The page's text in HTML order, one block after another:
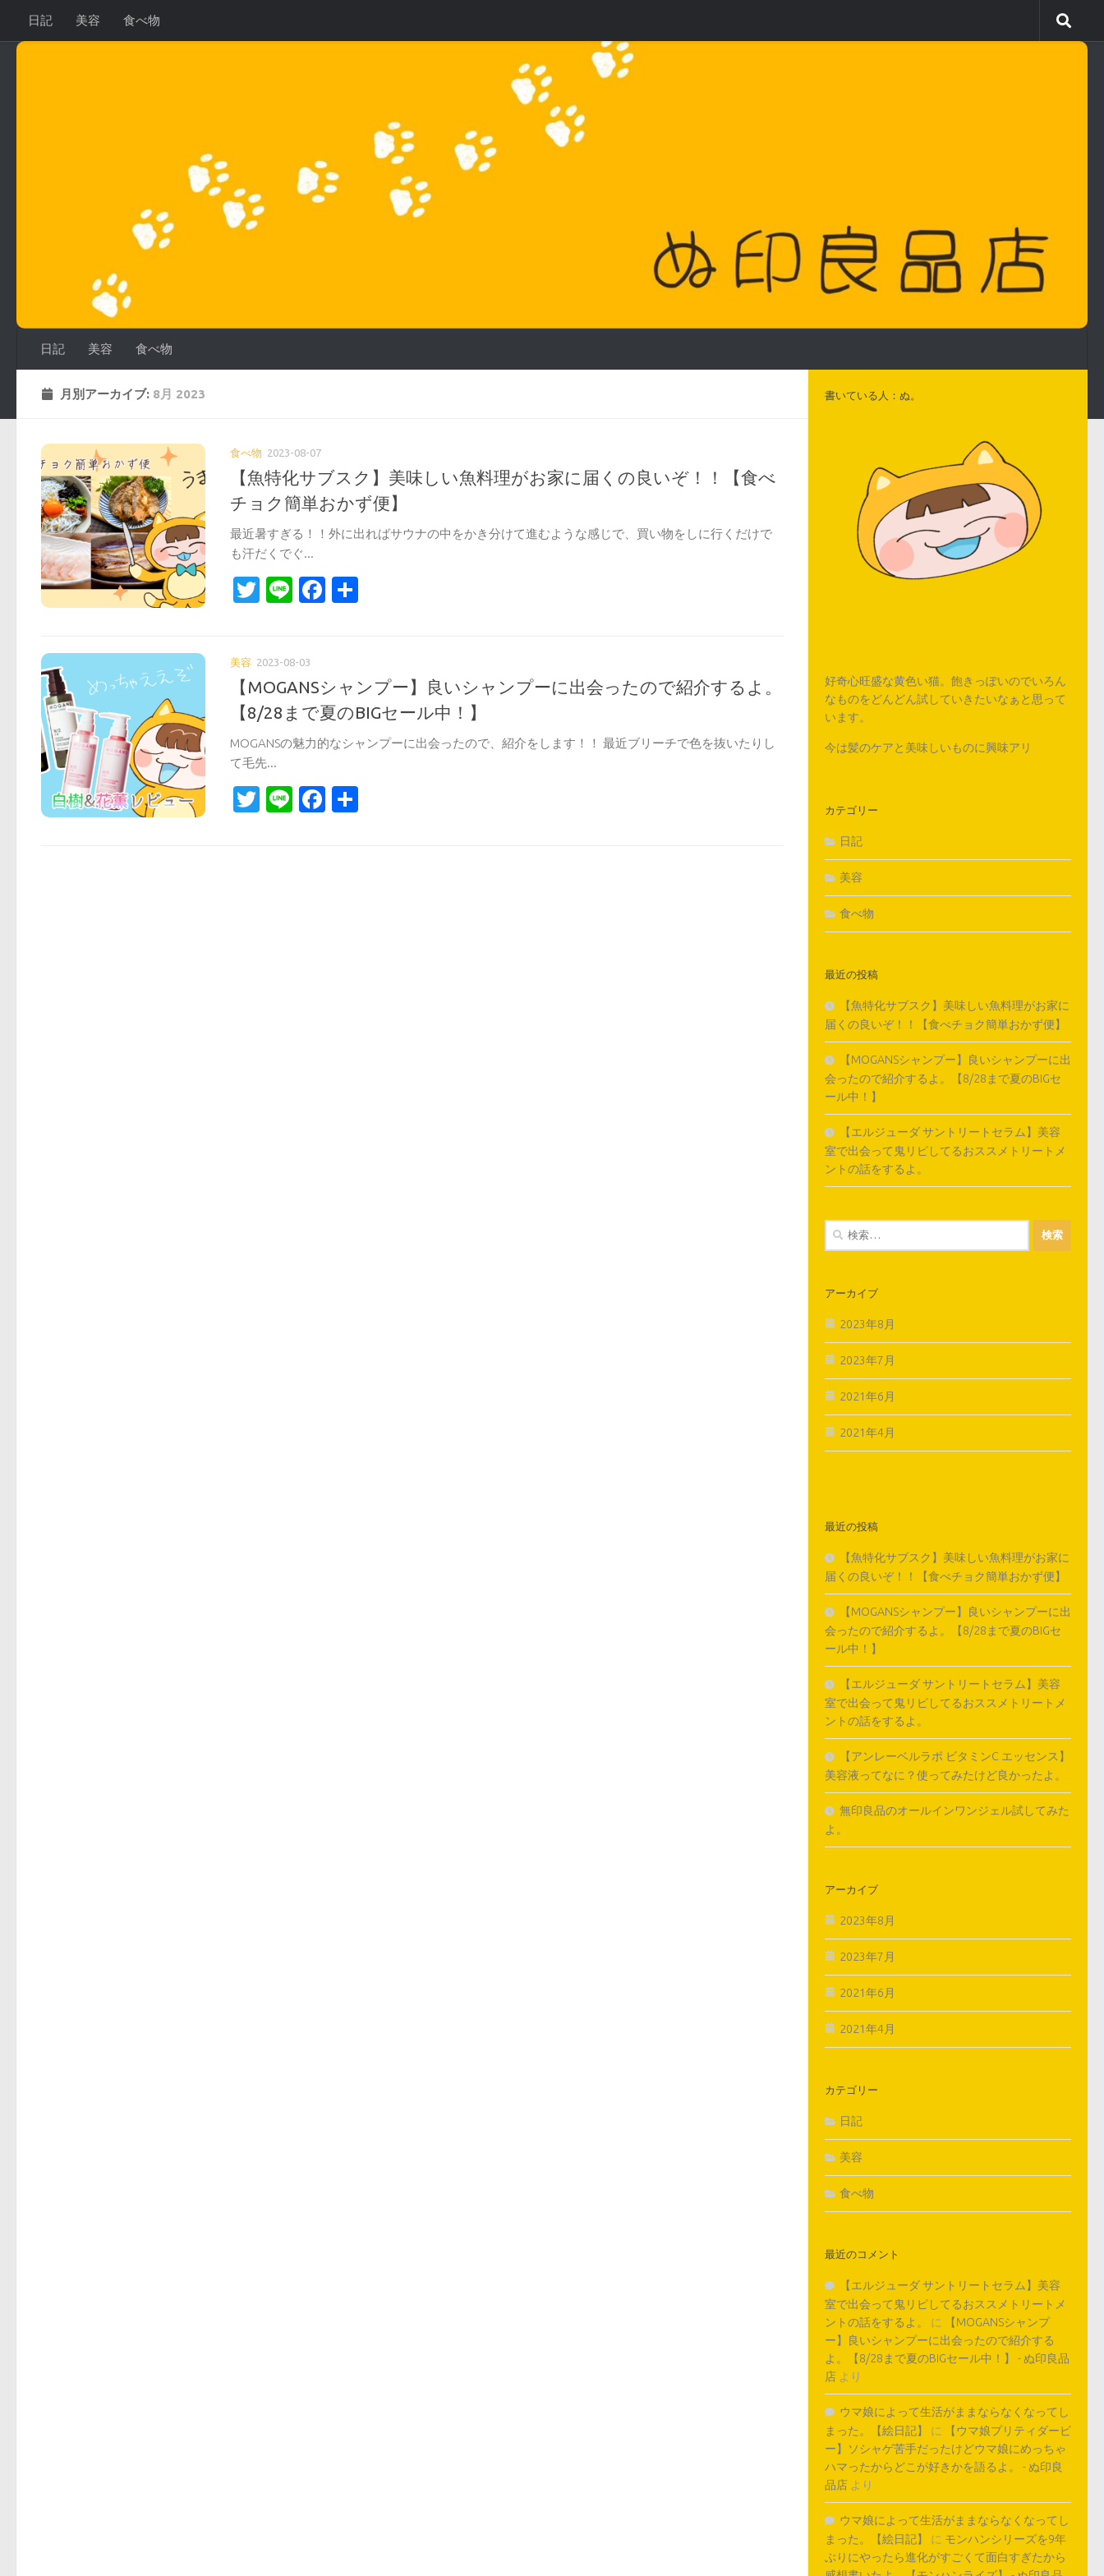
コンテンツへスキップ
日記 美容 食べ物
日記 美容 食べ物
月別アーカイブ: 8月 2023
食べ物 2023-08-07
【魚特化サブスク】美味しい魚料理がお家に届くの良いぞ！！【食べ
チョク簡単おかず便】
最近暑すぎる！！外に出ればサウナの中をかき分けて進むような感じで、買い物をしに行くだけで
も汗だくでぐ...
Twitter
LineFacebook
美容 2023-08-03
【MOGANSシャンプー】良いシャンプーに出会ったので紹介するよ。
【8/28まで夏のBIGセール中！】
MOGANSの魅力的なシャンプーに出会ったので、紹介をします！！ 最近ブリーチで色を抜いたりし
て毛先...
Twitter
LineFacebook
書いている人：ぬ。
好奇心旺盛な黄色い猫。飽きっぽいのでいろん
なものをどんどん試していきたいなぁと思って
います。
今は髪のケアと美味しいものに興味アリ
カテゴリー
日記
美容
食べ物
最近の投稿
【魚特化サブスク】美味しい魚料理がお家に
届くの良いぞ！！【食べチョク簡単おかず便】
【MOGANSシャンプー】良いシャンプーに出
会ったので紹介するよ。【8/28まで夏のBIGセ
ール中！】
【エルジューダ サントリートセラム】美容
室で出会って鬼リピしてるおススメトリートメ
ントの話をするよ。
検
アーカイブ
2023年8月
2023年7月
2021年6月
2021年4月
最近の投稿
【魚特化サブスク】美味しい魚料理がお家に
届くの良いぞ！！【食べチョク簡単おかず便】
【MOGANSシャンプー】良いシャンプーに出
会ったので紹介するよ。【8/28まで夏のBIGセ
ール中！】
【エルジューダ サントリートセラム】美容
室で出会って鬼リピしてるおススメトリートメ
ントの話をするよ。
【アンレーベルラボ ビタミンC エッセンス】
美容液ってなに？使ってみたけど良かったよ。
無印良品のオールインワンジェル試してみた
よ。
アーカイブ
2023年8月
2023年7月
2021年6月
2021年4月
カテゴリー
日記
美容
食べ物
最近のコメント
【エルジューダ サントリートセラム】美容
室で出会って鬼リピしてるおススメトリートメ
ントの話をするよ。
に
【MOGANSシャンプ
ー】良いシャンプーに出会ったので紹介する
よ。【8/28まで夏のBIGセール中！】 - ぬ印良品
店 より
ウマ娘によって生活がままならなくなってし
まった。【絵日記】
に
【ウマ娘プリティダービ
ー】ソシャゲ苦手だったけどウマ娘にめっちゃ
ハマったからどこが好きかを語るよ。 - ぬ印良
品店 より
ウマ娘によって生活がままならなくなってし
まった。【絵日記】
に モンハンシリーズを9年
ぶりにやったら進化がすごくて面白すぎたから